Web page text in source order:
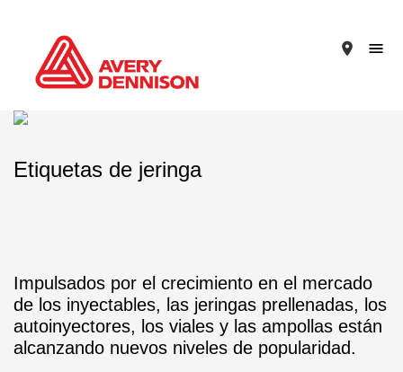
place
Etiquetas de jeringa
Impulsados por el crecimiento en el mercado
de los inyectables, las jeringas prellenadas, los
autoinyectores, los viales y las ampollas están
alcanzando nuevos niveles de popularidad.